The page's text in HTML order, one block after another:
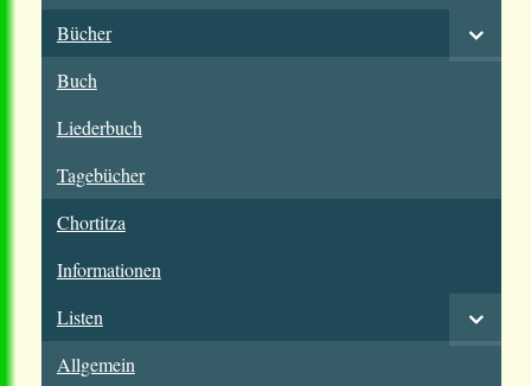
Bücher
Buch
Liederbuch
Tagebücher
Chortitza
Informationen
Listen
Allgemein